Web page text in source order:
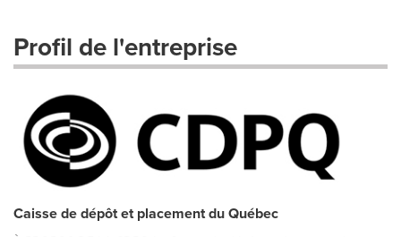
Profil de l'entreprise
Caisse de dépôt et placement du Québec